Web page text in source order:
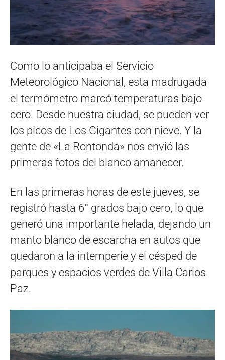
Como lo anticipaba el Servicio
Meteorológico Nacional, esta madrugada
el termómetro marcó temperaturas bajo
cero. Desde nuestra ciudad, se pueden ver
los picos de Los Gigantes con nieve. Y la
gente de «La Rontonda» nos envió las
primeras fotos del blanco amanecer.
En las primeras horas de este jueves, se
registró hasta 6° grados bajo cero, lo que
generó una importante helada, dejando un
manto blanco de escarcha en autos que
quedaron a la intemperie y el césped de
parques y espacios verdes de Villa Carlos
Paz.